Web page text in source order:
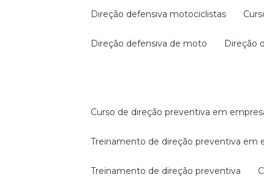
direção defensiva motociclistas
direção defensiva de moto
curso de direção preventiva em
treinamento de direção preventiva em
treinamento de direção preventiva